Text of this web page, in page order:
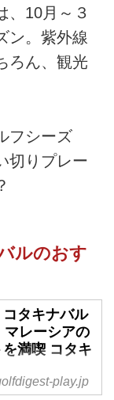
、10月～３
ン。紫外線
ろん、観光
フシーズ
切りプレー
ルのおす
コタキナバル
マレーシアの
満喫 コタキ
円～418,000
play.jp